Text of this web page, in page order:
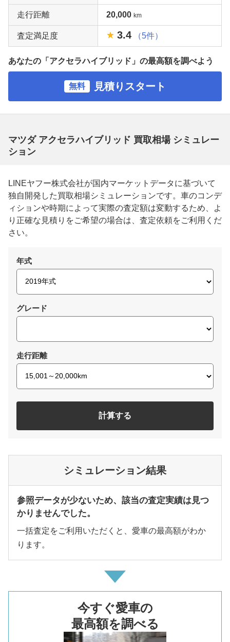
走行距離 20,000 km
査定満足度 3.4 （5件）
あなたの「アクセラハイブリッド」の最高額を調べよう
無料 見積りスタート
マツダ アクセラハイブリッド 買取相場 シミュレー
ション
LINEヤフー株式会社が国内マーケットデータに基づいて
独自開発した買取相場シミュレーションです。車のコンデ
ィションや時期によって実際の査定額は変動するため、よ
り正確な見積りをご希望の場合は、査定依頼をご利用くだ
さい。
年式
グレード
走行距離
計算する
シミュレーション結果
参照データが少ないため、該当の査定実績は見つ
かりませんでした。
一括査定をご利用いただくと、愛車の最高額がわか
ります。
今すぐ愛車の
最高額を調べる